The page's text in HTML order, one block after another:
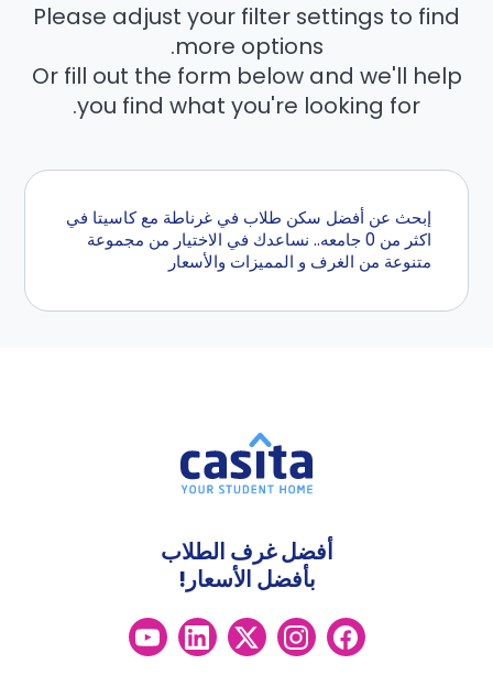
Please adjust your filter settings to find
more options.
Or fill out the form below and we'll help
you find what you're looking for.
إبحث عن أفضل سكن طلاب في غرناطة مع كاسيتا في
اكثر من 0 جامعه.. نساعدك في الاختيار من مجموعة
متنوعة من الغرف و المميزات والأسعار
أفضل غرف الطلاب
بأفضل الأسعار!